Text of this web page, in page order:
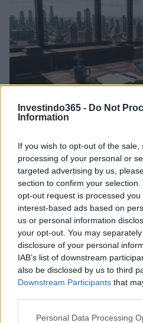
Investindo365 - Do Not
Information
If you wish to opt-out of the
processing of your personal or
targeted advertising by us,
section to confirm your
opt-out request is processed
interest-based ads based on
us or personal information
your opt-out. You may
disclosure of your personal
IAB’s list of downstream
also be disclosed by us to third
Downstream Participants that
Please note that this website/
Personal Data Processing
Guia completo de segurança
proteção de criptomoedas
Beatriz Almeida · 6 ago 2026
CRYPTO